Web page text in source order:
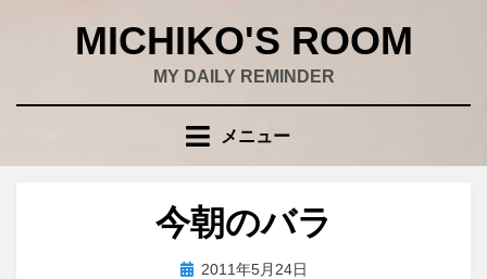
MICHIKO'S ROOM
MY DAILY REMINDER
メニュー
今朝のバラ
投稿者wad
投 2011年5月24日